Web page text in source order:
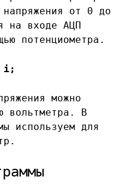
напряжения от 0 до
на входе АЦП
потенциометра.
i;
можно
вольтметра. В
используем для